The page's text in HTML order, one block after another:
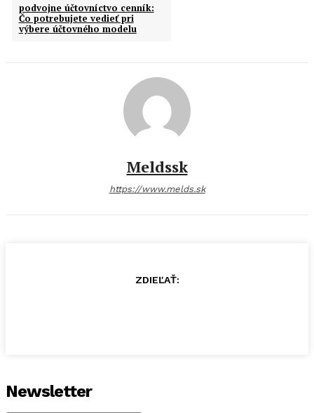
podvojne účtovníctvo cenník:
Čo potrebujete vedieť pri
výbere účtovného modelu
Meldssk
https://www.melds.sk
ZDIEĽAŤ:
Newsletter